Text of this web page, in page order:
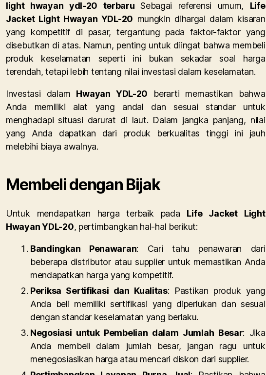
light hwayan ydl-20 terbaruSebagai referensi umum, Life
Jacket Light Hwayan YDL-20 mungkin dihargai dalam kisaran
yang kompetitif di pasar, tergantung pada faktor-faktor yang
disebutkan di atas. Namun, penting untuk diingat bahwa membeli
produk keselamatan seperti ini bukan sekadar soal harga
terendah, tetapi lebih tentang nilai investasi dalam keselamatan.
Investasi dalam Hwayan YDL-20 berarti memastikan bahwa
Anda memiliki alat yang andal dan sesuai standar untuk
menghadapi situasi darurat di laut. Dalam jangka panjang, nilai
yang Anda dapatkan dari produk berkualitas tinggi ini jauh
melebihi biaya awalnya.
Membeli dengan Bijak
Untuk mendapatkan harga terbaik pada Life Jacket Light
Hwayan YDL-20, pertimbangkan hal-hal berikut:
Bandingkan Penawaran: Cari tahu penawaran dari
beberapa distributor atau supplier untuk memastikan Anda
mendapatkan harga yang kompetitif.
Periksa Sertifikasi dan Kualitas: Pastikan produk yang
Anda beli memiliki sertifikasi yang diperlukan dan sesuai
dengan standar keselamatan yang berlaku.
Negosiasi untuk Pembelian dalam Jumlah Besar: Jika
Anda membeli dalam jumlah besar, jangan ragu untuk
menegosiasikan harga atau mencari diskon dari supplier.